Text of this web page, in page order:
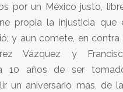
por un México justo,
propia la injusticia que
y aun comete, en contra
Vázquez y
10 años de ser
un aniversario mas, de